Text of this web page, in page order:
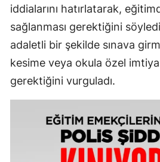
iddialarını hatırlatarak,
sağlanması gerektiğini
adaletli bir şekilde sınava
kesime veya okula özel
gerektiğini vurguladı.